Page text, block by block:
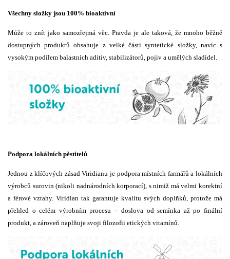
Všechny složky jsou 100% bioaktivní
Může to znít jako samozřejmá věc. Pravda je ale taková, že mnoho běžně
dostupných produktů obsahuje z velké části syntetické složky, navíc s
vysokým podílem balastních aditiv, stabilizátorů, pojiv a umělých sladidel.
Podpora lokálních pěstitelů
Jednou z klíčových zásad Viridianu je podpora místních farmářů a lokálních
výrobců surovin (nikoli nadnárodních korporací), s nimiž má velmi korektní
a férové vztahy. Viridian tak garantuje kvalitu svých doplňků, protože má
přehled o celém výrobním procesu – doslova od semínka až po finální
produkt, a zároveň naplňuje svoji filozofii etických vitamínů.